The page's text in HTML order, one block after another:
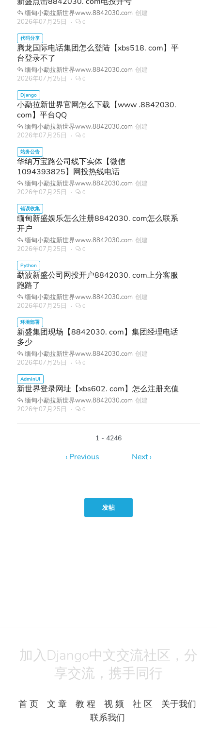
缅甸小勐拉新世界www.8842030.com 创建
2026年07月25日
0
腾龙国际电话集团怎么登陆【xbs518. com】平
台登录不了
缅甸小勐拉新世界www.8842030.com 创建
2026年07月25日
0
小勐拉新世界官网怎么下载【www .8842030.
com】平台QQ
缅甸小勐拉新世界www.8842030.com 创建
2026年07月25日
0
华纳万宝路公司线下实体【微信
1094393825】网投热线电话
缅甸小勐拉新世界www.8842030.com 创建
2026年07月25日
0
缅甸新盛娱乐怎么注册8842030. com怎么联系
开户
缅甸小勐拉新世界www.8842030.com 创建
2026年07月25日
0
勐波新盛公司网投开户8842030. com上分客服
跑路了
缅甸小勐拉新世界www.8842030.com 创建
2026年07月25日
0
新盛集团现场【8842030. com】集团经理电话
多少
缅甸小勐拉新世界www.8842030.com 创建
2026年07月25日
0
新世界登录网址【xbs602. com】怎么注册充值
缅甸小勐拉新世界www.8842030.com 创建
2026年07月25日
0
1 - 4246
发帖
加入Django中文交流社区，分
享交流，携手同行
首 页 文 章 教 程 视 频 社 区
关于我们
联系我们